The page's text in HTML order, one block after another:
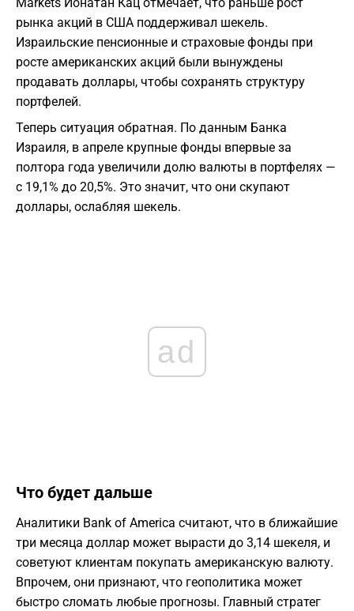
рынка акций в США поддерживал шекель.
Израильские пенсионные и страховые фонды при
росте американских акций были вынуждены
продавать доллары, чтобы сохранять структуру
портфелей.
Теперь ситуация обратная. По данным Банка
Израиля, в апреле крупные фонды впервые за
полтора года увеличили долю валюты в портфелях —
с 19,1% до 20,5%. Это значит, что они скупают
доллары, ослабляя шекель.
ad
Что будет дальше
Аналитики Bank of America считают, что в ближайшие
три месяца доллар может вырасти до 3,14 шекеля, и
советуют клиентам покупать американскую валюту.
Впрочем, они признают, что геополитика может
быстро сломать любые прогнозы. Главный стратег